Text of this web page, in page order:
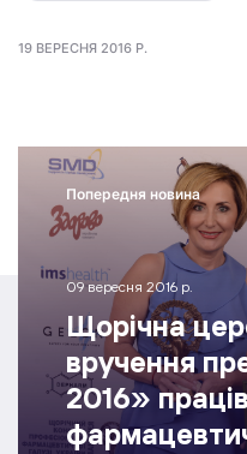
19 ВЕРЕСНЯ 2016 Р.
Попередня новина
09 вересня 2016 р.
Щорічна
вручення
2016»